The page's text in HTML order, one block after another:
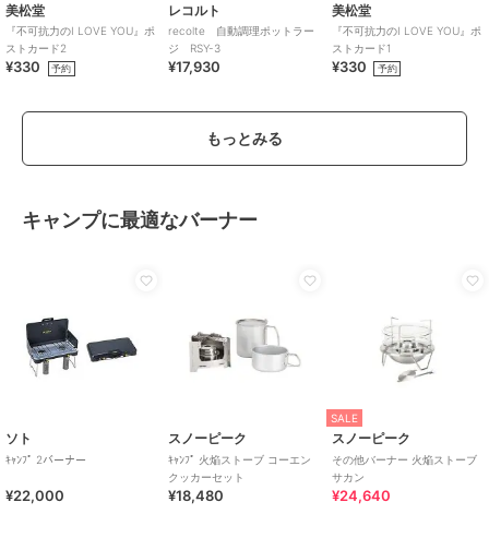
美松堂
『不可抗力のI LOVE YOU』ポ
ストカード2
¥330 予約
レコルト
recolte 自動調理ポットラー
ジ RSY-3
¥17,930
美松堂
『不可抗力のI LOVE YOU』ポ
ストカード1
¥330 予約
もっとみる
キャンプに最適なバーナー
ソト
ｷｬﾝﾌﾟ 2バーナー
¥22,000
スノーピーク
ｷｬﾝﾌﾟ 火焔ストーブ コーエン
クッカーセット
¥18,480
SALE
スノーピーク
その他バーナー 火焔ストーブ
サカン
¥24,640